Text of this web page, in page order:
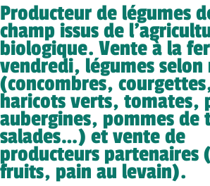
Producteur de légumes
champ issus de
biologique. Vente à la
vendredi, légumes selon
(concombres,
haricots verts, tomates,
aubergines, pommes de
salades…) et vente de
producteurs partenaires
fruits, pain au levain).